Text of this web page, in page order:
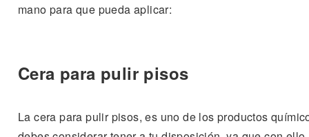
mano para que pueda aplicar:
Cera para pulir pisos
La cera para pulir pisos, es uno de los productos